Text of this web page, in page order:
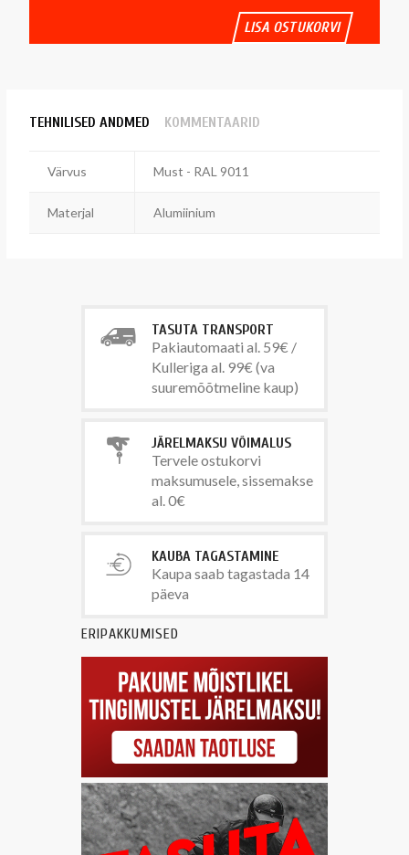
LISA OSTUKORVI
TEHNILISED ANDMED KOMMENTAARID
Värvus Must - RAL 9011
Materjal Alumiinium
TASUTA TRANSPORT
Pakiautomaati al. 59€ /
Kulleriga al. 99€ (va
suuremõõtmeline kaup)
JÄRELMAKSU VÕIMALUS
Tervele ostukorvi
maksumusele, sissemakse
al. 0€
KAUBA TAGASTAMINE
Kaupa saab tagastada 14
päeva
ERIPAKKUMISED